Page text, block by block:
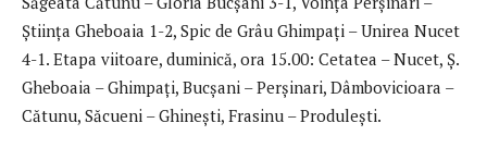
Știința Gheboaia 1-2, Spic de Grâu Ghimpați – Unirea Nucet
4-1. Etapa viitoare, duminică, ora 15.00: Cetatea – Nucet, Ș.
Gheboaia – Ghimpați, Bucșani – Perșinari, Dâmbovicioara –
Cătunu, Săcueni – Ghinești, Frasinu – Produlești.